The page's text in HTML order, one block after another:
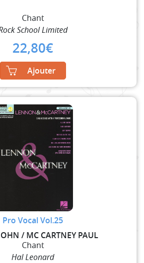
Chant
School Limited
22,80€
Ajouter
Pro Vocal Vol.25
/ MC CARTNEY PAUL
Chant
Hal Leonard